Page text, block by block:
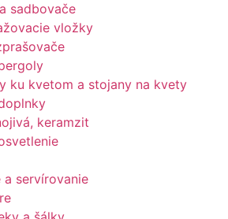
sadbovače
vložky
ku kvetom a stojany na kvety
keramzit
a servírovanie